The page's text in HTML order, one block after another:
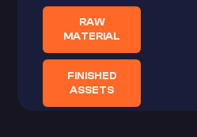
RAW
MATERIAL
FINISHED
ASSETS